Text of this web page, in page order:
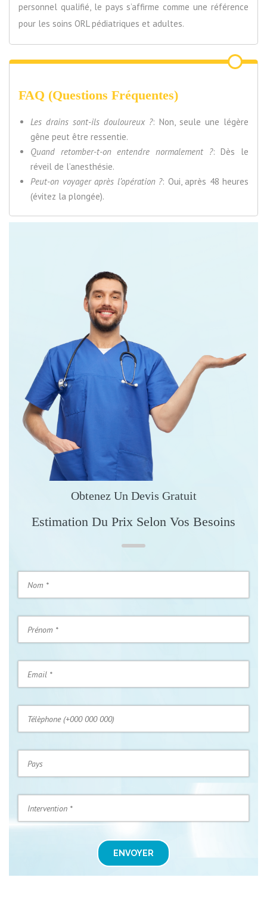
personnel qualifié, le pays s’affirme comme une référence
pour les soins ORL pédiatriques et adultes.
FAQ (Questions Fréquentes)
Les drains sont-ils douloureux ?: Non, seule une légère
gêne peut être ressentie.
Quand retomber-t-on entendre normalement ?: Dès le
réveil de l’anesthésie.
Peut-on voyager après l’opération ?: Oui, après 48 heures
(évitez la plongée).
Obtenez Un Devis Gratuit
Estimation Du Prix Selon Vos Besoins
ENVOYER